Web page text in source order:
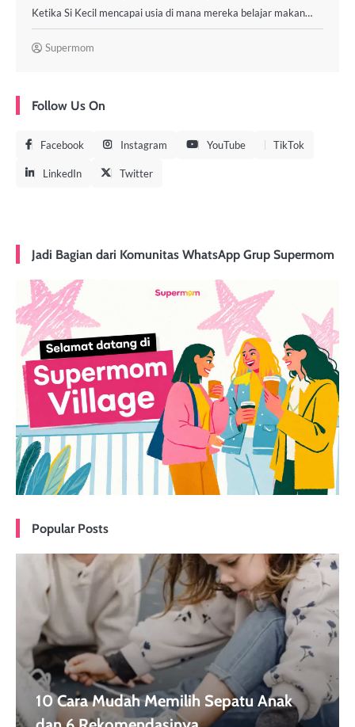
Ketika Si Kecil mencapai usia di mana mereka belajar makan…
Supermom
Follow Us On
Facebook Instagram YouTube TikTok
LinkedIn Twitter
Jadi Bagian dari Komunitas WhatsApp Grup Supermom
Popular Posts
10 Cara Mudah Memilih Sepatu Anak